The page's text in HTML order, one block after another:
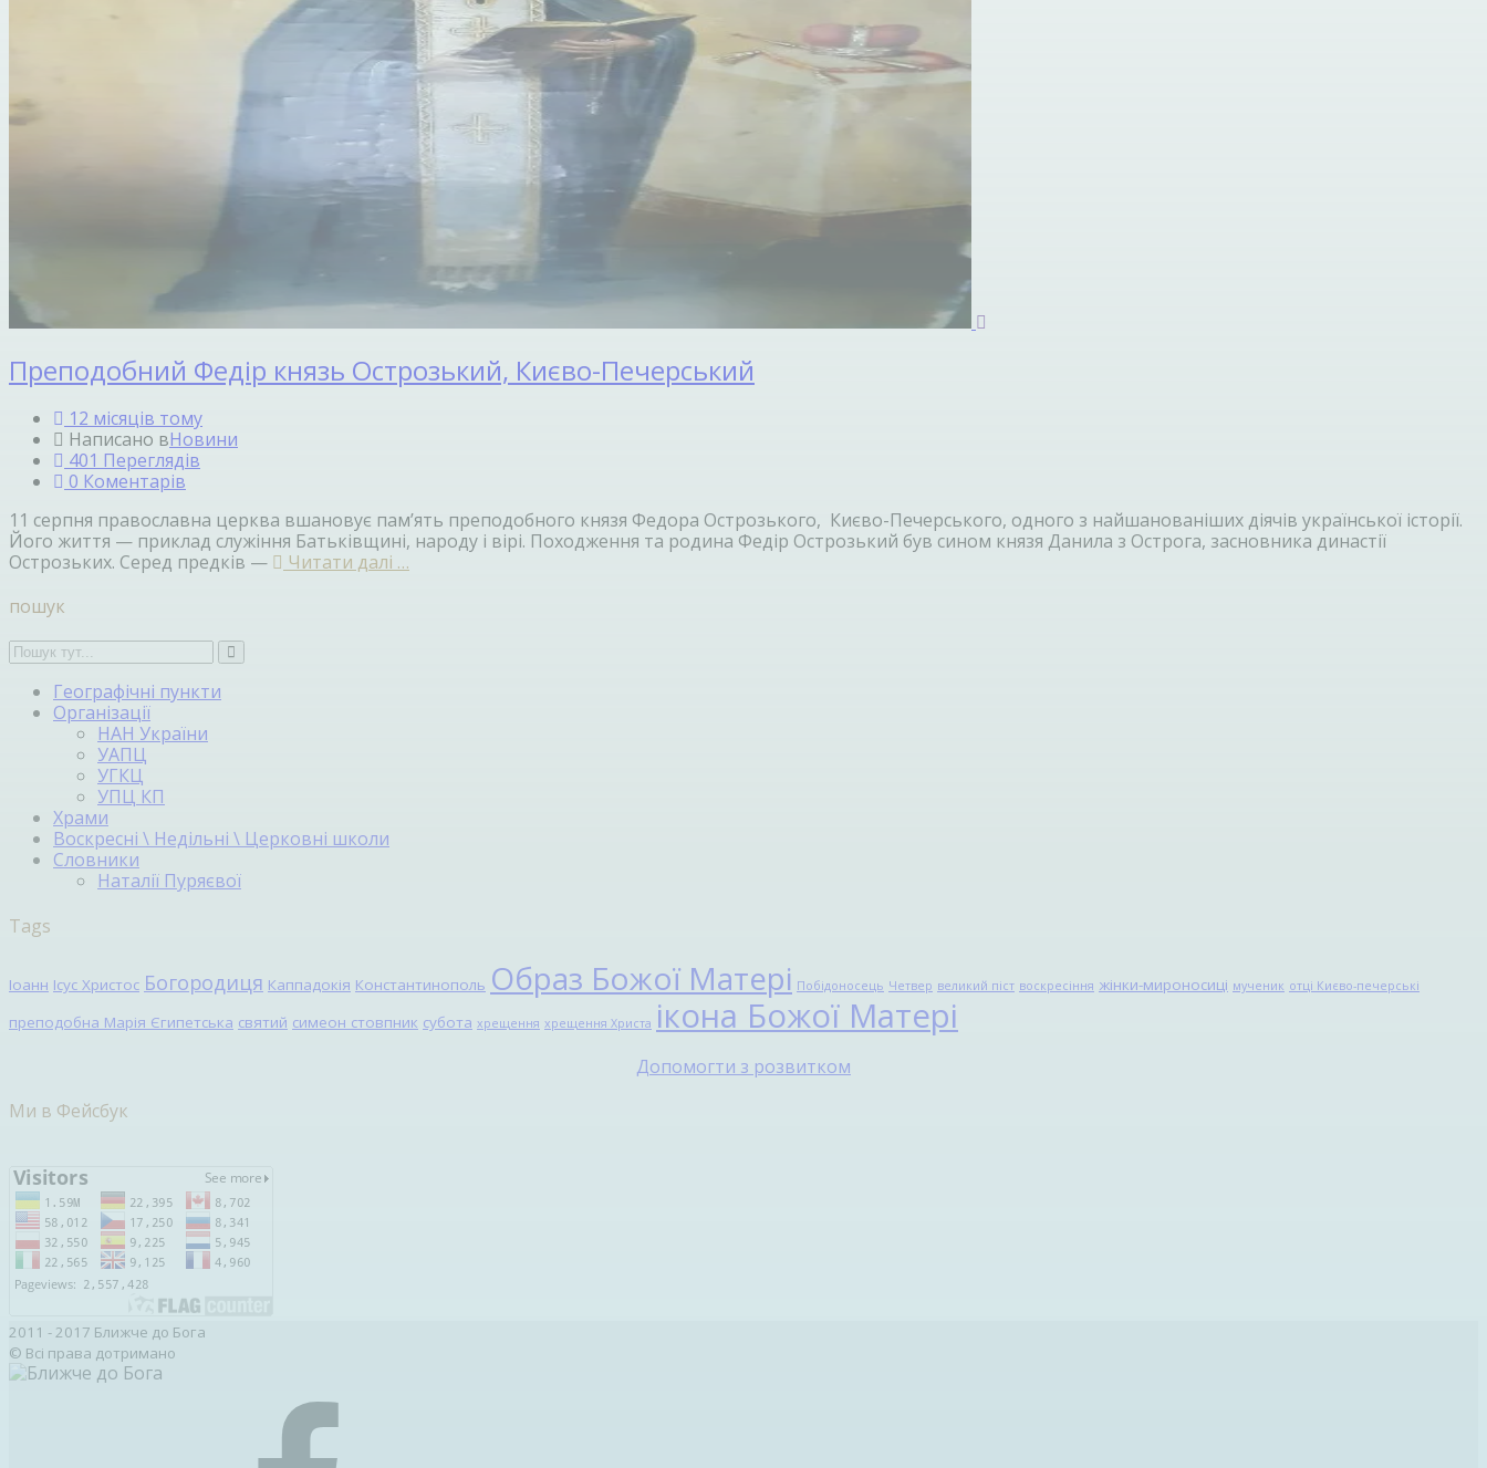
Преподобний Федір князь Острозький, Києво-Печерський
12 місяців тому
Написано вНовини
401 Переглядів
0 Коментарів
11 серпня православна церква вшановує пам’ять преподобного князя Федора Острозького, Києво-Печерського, одного з найшанованіших діячів української історії.
Його життя — приклад служіння Батьківщині, народу і вірі. Походження та родина Федір Острозький був сином князя Данила з Острога, засновника династії
Острозьких. Серед предків —
Читати далі …
пошук
Географічні пункти
Організації
НАН України
УАПЦ
УГКЦ
УПЦ КП
Храми
Воскресні \ Недільні \ Церковні школи
Словники
Наталії Пуряєвої
Tags
Іоанн Ісус Христос Богородиця Каппадокія Константинополь Образ Божої Матері Побідоносець Четвер великий піст воскресіння жінки-мироносиці мученик отці Києво-печерські
преподобна Марія Єгипетська святий симеон стовпник субота хрещення хрещення Христа ікона Божої Матері
Допомогти з розвитком
Ми в Фейсбук
2011 - 2017 Ближче до Бога
© Всі права дотримано